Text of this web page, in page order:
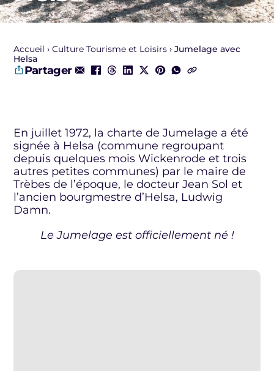
Accueil Culture Tourisme et Loisirs
Jumelage avec
Helsa
Partager
En juillet 1972, la charte de Jumelage a été
signée à Helsa (commune regroupant
depuis quelques mois Wickenrode et trois
autres petites communes) par le maire de
Trèbes de l’époque, le docteur Jean Sol et
l’ancien bourgmestre d’Helsa, Ludwig
Damn.
Le Jumelage est officiellement né !